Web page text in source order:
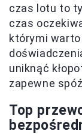
czas lotu to
czas
którymi warto
uniknąć
zapewne
Top